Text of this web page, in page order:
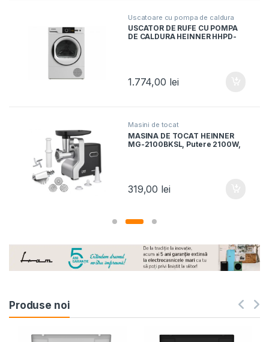
Uscatoare cu pompa de caldura
USCATOR DE RUFE CU POMPA
DE CALDURA HEINNER HHPD-
1.774,00 lei
Masini de tocat
MASINA DE TOCAT HEINNER
MG-2100BKSL, Putere 2100W,
319,00 lei
Produse noi